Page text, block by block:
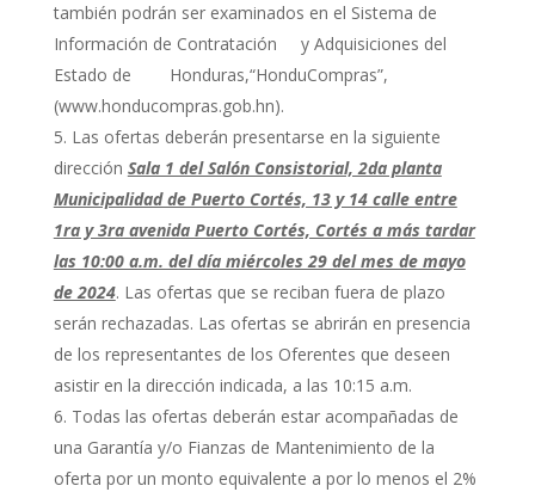
también podrán ser examinados en el Sistema de
Información de Contratación y Adquisiciones del
Estado de Honduras,“HonduCompras”,
(www.honducompras.gob.hn).
Las ofertas deberán presentarse en la siguiente
dirección Sala 1 del Salón Consistorial, 2da planta
Municipalidad de Puerto Cortés, 13 y 14 calle entre
1ra y 3ra avenida Puerto Cortés, Cortés a más tardar
las 10:00 a.m. del día miércoles 29 del mes de mayo
de 2024. Las ofertas que se reciban fuera de plazo
serán rechazadas. Las ofertas se abrirán en presencia
de los representantes de los Oferentes que deseen
asistir en la dirección indicada, a las 10:15 a.m.
Todas las ofertas deberán estar acompañadas de
una Garantía y/o Fianzas de Mantenimiento de la
oferta por un monto equivalente a por lo menos el 2%